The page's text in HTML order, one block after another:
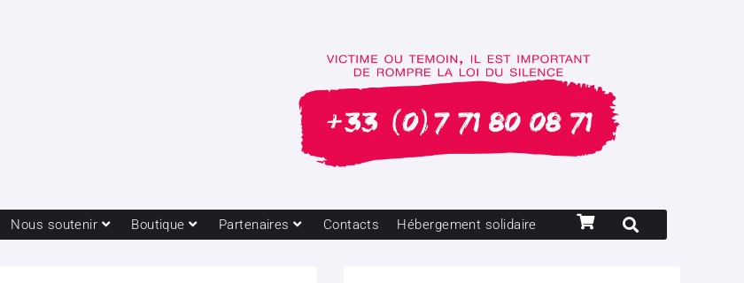
Nous soutenir Boutique Partenaires Contacts Hébergement solidaire